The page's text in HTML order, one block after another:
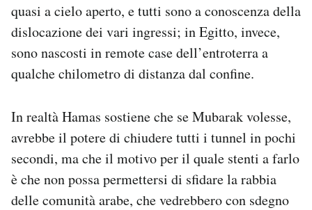
quasi a cielo aperto, e tutti sono a conoscenza della
dislocazione dei vari ingressi; in Egitto, invece,
sono nascosti in remote case dell’entroterra a
qualche chilometro di distanza dal confine.
In realtà Hamas sostiene che se Mubarak volesse,
avrebbe il potere di chiudere tutti i tunnel in pochi
secondi, ma che il motivo per il quale stenti a farlo
è che non possa permettersi di sfidare la rabbia
delle comunità arabe, che vedrebbero con sdegno